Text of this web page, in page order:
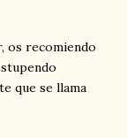
os recomiendo
que se llama